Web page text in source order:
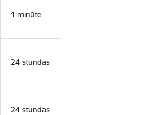
1 minūte
24 stundas
24 stundas